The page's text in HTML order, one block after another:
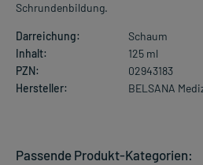
Schrundenbildung.
Darreichung:
Schaum
Inhalt:
125 ml
PZN:
02943183
Hersteller:
BELSANA
Passende Produkt-Kategorien: